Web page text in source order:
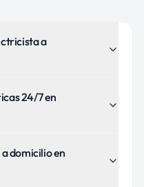
a
24/7 en
domicilio en